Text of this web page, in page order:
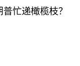
忙递橄榄枝？